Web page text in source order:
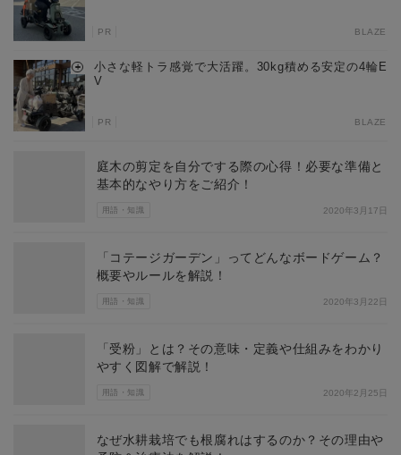
PR BLAZE
小さな軽トラ感覚で大活躍。30kg積める安定の4輪E
V
PR BLAZE
用語・知識
庭木の剪定を自分でする際の心得！必要な準備と
基本的なやり方をご紹介！
2020年3月17日
用語・知識
「コテージガーデン」ってどんなボードゲーム？
概要やルールを解説！
2020年3月22日
用語・知識
「受粉」とは？その意味・定義や仕組みをわかり
やすく図解で解説！
2020年2月25日
なぜ水耕栽培でも根腐れはするのか？その理由や